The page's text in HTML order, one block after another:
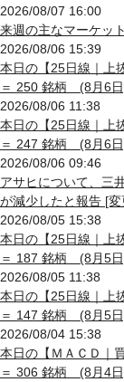
2026/08/07 16:00
来週の主なマーケッ
2026/08/06 15:39
本日の【25日線｜
＝ 250 銘柄 (8月6
2026/08/06 11:38
本日の【25日線｜
＝ 247 銘柄 (8月6
2026/08/06 09:46
アサヒについて、三
が減少したと報告 [
2026/08/05 15:38
本日の【25日線｜
＝ 187 銘柄 (8月5
2026/08/05 11:38
本日の【25日線｜
＝ 147 銘柄 (8月5
2026/08/04 15:38
本日の【ＭＡＣＤ｜
＝ 306 銘柄 (8月4